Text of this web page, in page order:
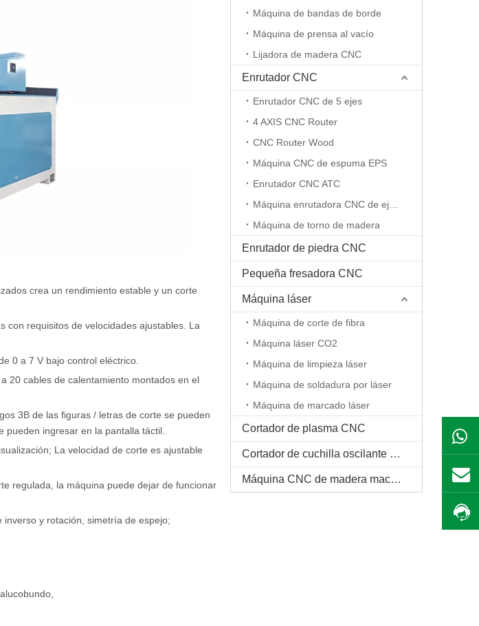
crea un rendimiento estable y un corte
con requisitos de velocidades ajustables. La
0 a 7 V bajo control eléctrico.
20 cables de calentamiento montados en el
3B de las figuras / letras de corte se pueden
ingresar en la pantalla táctil.
La velocidad de corte es ajustable
regulada, la máquina puede dejar de funcionar
y rotación, simetría de espejo;
Máquina de bandas de borde
Máquina de prensa al vacío
Lijadora de madera CNC
Enrutador CNC
Enrutador CNC de 5 ejes
4 AXIS CNC Router
CNC Router Wood
Máquina CNC de espuma EPS
Enrutador CNC ATC
Máquina de torno de madera
Enrutador de piedra CNC
Pequeña fresadora CNC
Máquina láser
Máquina de corte de fibra
Máquina láser CO2
Máquina de limpieza láser
Máquina de soldadura por láser
Máquina de marcado láser
Cortador de plasma CNC
Cortador de cuchilla oscilante CNC
Máquina CNC de madera maciza